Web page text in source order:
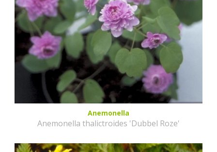
Anemonella
Anemonella thalictroides 'Dubbel Roze'